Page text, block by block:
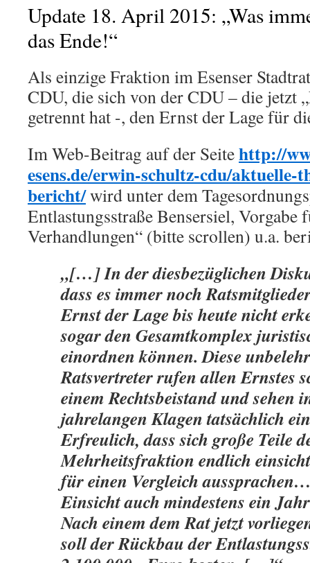
Update 18. April 2015: „Was
das Ende!“
Als einzige Fraktion im Esenser
CDU, die sich von der CDU – die jetzt
getrennt hat -, den Ernst der Lage für
Im Web-Beitrag auf der Seitehttp://
esens.de/erwin-schultz-cdu/aktuelle-
bericht/wird unter dem
Entlastungsstraße Bensersiel, Vorgabe
Verhandlungen“ (bitte scrollen) u.a.
„[…] In der diesbezüglichen
dass es immer noch
Ernst der Lage bis heute nicht
sogar den Gesamtkomplex
einordnen können. Diese
Ratsvertreter rufen allen Ernstes
einem Rechtsbeistand und sehen
jahrelangen Klagen tatsächlich
Erfreulich, dass sich große Teile
Mehrheitsfraktion endlich
für einen Vergleich
Einsicht auch mindestens ein
Nach einem dem Rat jetzt
soll der Rückbau der